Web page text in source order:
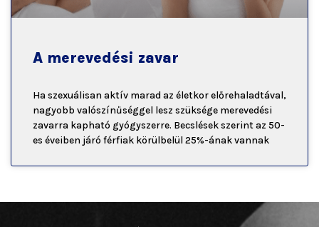
A merevedési zavar
Ha szexuálisan aktív marad az életkor előrehaladtával,
nagyobb valószínűséggel lesz szüksége merevedési
zavarra kapható gyógyszerre. Becslések szerint az 50-
es éveiben járó férfiak körülbelül 25%-ának vannak